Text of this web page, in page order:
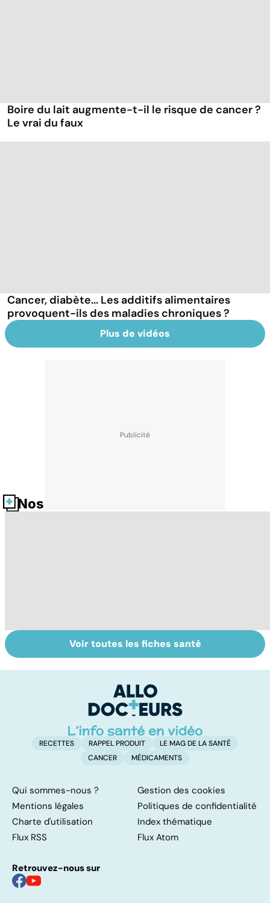
Boire du lait augmente-t-il le risque de cancer ?
Le vrai du faux
Cancer, diabète... Les additifs alimentaires
provoquent-ils des maladies chroniques ?
Plus de vidéos
Nos fiches santé
HPV : tout savoir
sur les
Le tramadol, un
médicament à
Voir toutes les fiches santé
RECETTES RAPPEL PRODUIT
LE MAG DE LA SANTÉ
CANCER
MÉDICAMENTS
Qui sommes-nous ?
Gestion des cookies
Mentions légales
Politiques de confidentialité
Charte d'utilisation
Index thématique
Flux RSS
Flux Atom
Retrouvez-nous sur